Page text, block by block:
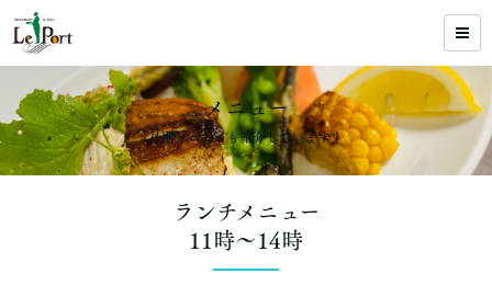
メニュー
月別メニューも紹介しています！
ランチメニュー
11時〜14時